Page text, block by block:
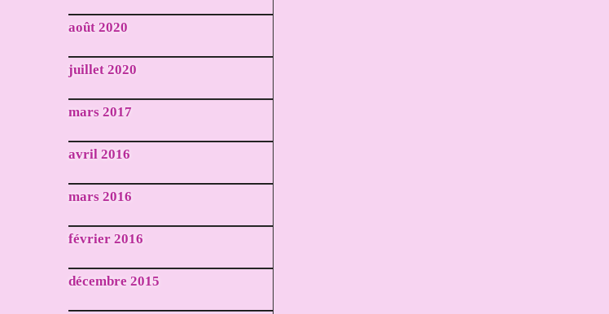
août 2020
juillet 2020
mars 2017
avril 2016
mars 2016
février 2016
décembre 2015